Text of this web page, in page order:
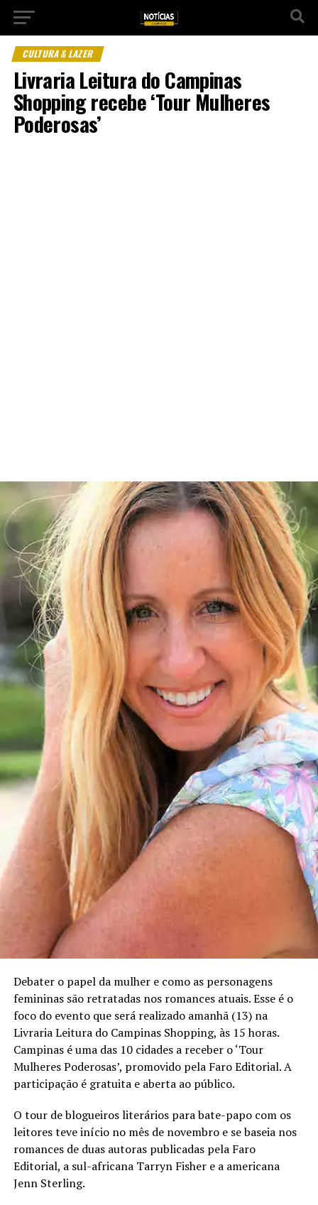
CULTURA & LAZER
Livraria Leitura do Campinas
Shopping recebe ‘Tour Mulheres
Poderosas’
Debater o papel da mulher e como as personagens
femininas são retratadas nos romances atuais. Esse é o
foco do evento que será realizado amanhã (13) na
Livraria Leitura do Campinas Shopping, às 15 horas.
Campinas é uma das 10 cidades a receber o ‘Tour
Mulheres Poderosas’, promovido pela Faro Editorial. A
participação é gratuita e aberta ao público.
O tour de blogueiros literários para bate-papo com os
leitores teve início no mês de novembro e se baseia nos
romances de duas autoras publicadas pela Faro
Editorial, a sul-africana Tarryn Fisher e a americana
Jenn Sterling.